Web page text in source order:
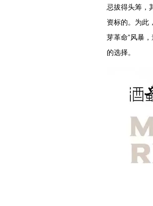
忌拔得头筹，
资标的。为此
芽革命”风暴
的选择。